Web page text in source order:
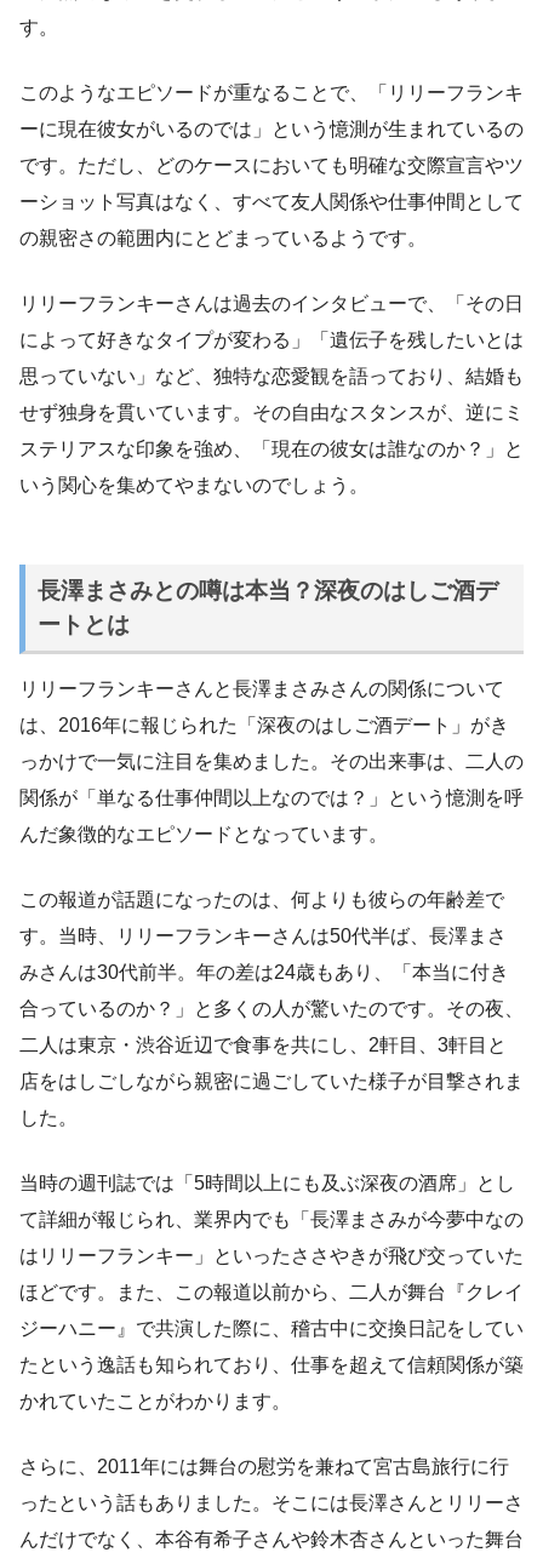
す。
このようなエピソードが重なることで、「リリーフランキ
ーに現在彼女がいるのでは」という憶測が生まれているの
です。ただし、どのケースにおいても明確な交際宣言やツ
ーショット写真はなく、すべて友人関係や仕事仲間として
の親密さの範囲内にとどまっているようです。
リリーフランキーさんは過去のインタビューで、「その日
によって好きなタイプが変わる」「遺伝子を残したいとは
思っていない」など、独特な恋愛観を語っており、結婚も
せず独身を貫いています。その自由なスタンスが、逆にミ
ステリアスな印象を強め、「現在の彼女は誰なのか？」と
いう関心を集めてやまないのでしょう。
長澤まさみとの噂は本当？深夜のはしご酒デ
ートとは
リリーフランキーさんと長澤まさみさんの関係について
は、2016年に報じられた「深夜のはしご酒デート」がき
っかけで一気に注目を集めました。その出来事は、二人の
関係が「単なる仕事仲間以上なのでは？」という憶測を呼
んだ象徴的なエピソードとなっています。
この報道が話題になったのは、何よりも彼らの年齢差で
す。当時、リリーフランキーさんは50代半ば、長澤まさ
みさんは30代前半。年の差は24歳もあり、「本当に付き
合っているのか？」と多くの人が驚いたのです。その夜、
二人は東京・渋谷近辺で食事を共にし、2軒目、3軒目と
店をはしごしながら親密に過ごしていた様子が目撃されま
した。
当時の週刊誌では「5時間以上にも及ぶ深夜の酒席」とし
て詳細が報じられ、業界内でも「長澤まさみが今夢中なの
はリリーフランキー」といったささやきが飛び交っていた
ほどです。また、この報道以前から、二人が舞台『クレイ
ジーハニー』で共演した際に、稽古中に交換日記をしてい
たという逸話も知られており、仕事を超えて信頼関係が築
かれていたことがわかります。
さらに、2011年には舞台の慰労を兼ねて宮古島旅行に行
ったという話もありました。そこには長澤さんとリリーさ
んだけでなく、本谷有希子さんや鈴木杏さんといった舞台